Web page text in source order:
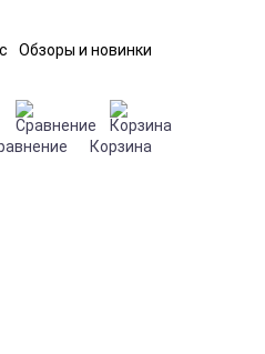
Обзоры и новинки
Корзина